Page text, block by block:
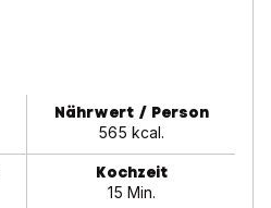
Nährwert / Person
565 kcal.
Kochzeit
15 Min.